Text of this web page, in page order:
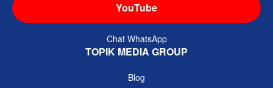
YouTube
Chat WhatsApp
TOPIK MEDIA GROUP
Blog